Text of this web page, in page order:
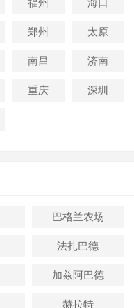
福州 海口
郑州 太原
南昌 济南
重庆 深圳
巴格兰农场
法扎巴德
加兹阿巴德
赫拉特